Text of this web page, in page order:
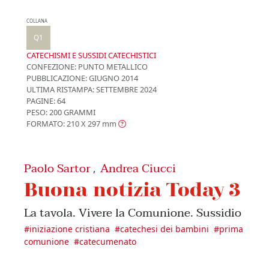
COLLANA
Q1
CATECHISMI E SUSSIDI CATECHISTICI
CONFEZIONE: PUNTO METALLICO
PUBBLICAZIONE:GIUGNO 2014
ULTIMA RISTAMPA:SETTEMBRE 2024
PAGINE: 64
PESO: 200 GRAMMI
FORMATO: 210 X 297 mm
Paolo Sartor , Andrea Ciucci
Buona notizia Today 3
La tavola. Vivere la Comunione. Sussidio
#iniziazione cristiana #catechesi dei bambini #prima
comunione #catecumenato